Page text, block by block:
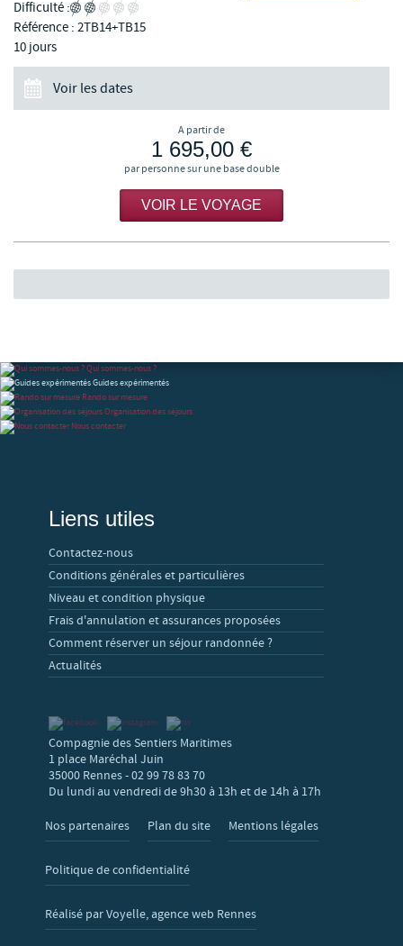
Difficulté :
Référence : 2TB14+TB15
10 jours
Voir les dates
A partir de
1 695,00 €
par personne sur une base double
VOIR LE VOYAGE
Qui sommes-nous ?
Guides expérimentés
Rando sur mesure
Organisation des séjours
Nous contacter
Liens utiles
Contactez-nous
Conditions générales et particulières
Niveau et condition physique
Frais d'annulation et assurances proposées
Comment réserver un séjour randonnée ?
Actualités
Compagnie des Sentiers Maritimes
1 place Maréchal Juin
35000 Rennes - 02 99 78 83 70
Du lundi au vendredi de 9h30 à 13h et de 14h à 17h
Nos partenaires Plan du site Mentions légales
Politique de confidentialité
Réalisé par Voyelle, agence web Rennes